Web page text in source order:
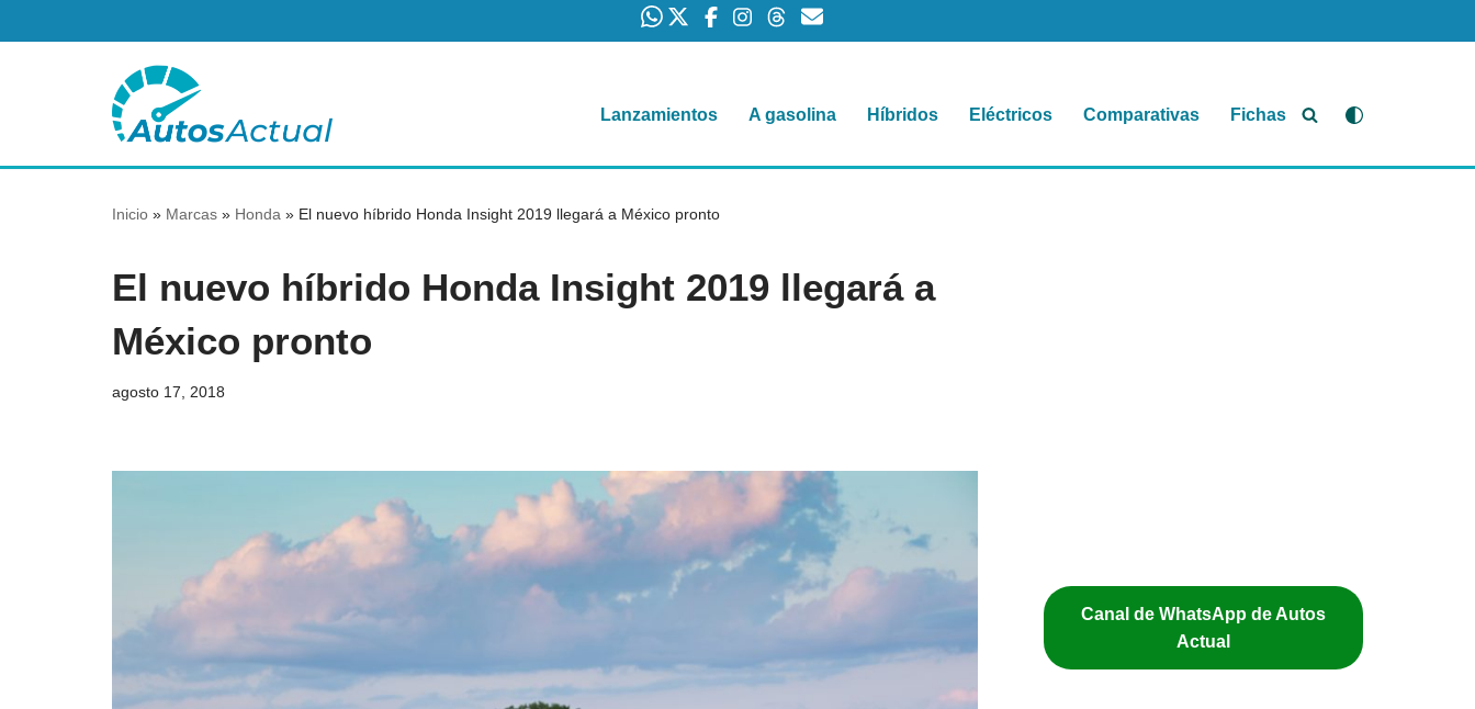
contenido
Lanzamientos A gasolina Híbridos Eléctricos Comparativas Fichas
Inicio » Marcas » Honda » El nuevo híbrido Honda Insight 2019 llegará a México pronto
El nuevo híbrido Honda Insight 2019 llegará a
México pronto
agosto 17, 2018
Canal de WhatsApp de Autos
Actual